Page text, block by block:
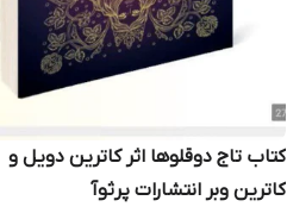
کتاب تاج دوقلوها اثر کاترین دویل و
کاترین وبر انتشارات پرثوآ